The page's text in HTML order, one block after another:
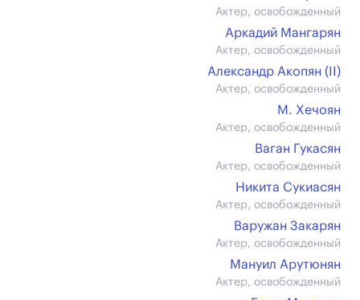
Актер, освобожденный
Аркадий Мангарян
Актер, освобожденный
Александр Акопян (II)
Актер, освобожденный
М. Хечоян
Актер, освобожденный
Ваган Гукасян
Актер, освобожденный
Никита Сукиасян
Актер, освобожденный
Варужан Закарян
Актер, освобожденный
Мануил Арутюнян
Актер, освобожденный